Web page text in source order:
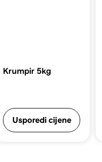
Krumpir 5kg
Usporedi cijene